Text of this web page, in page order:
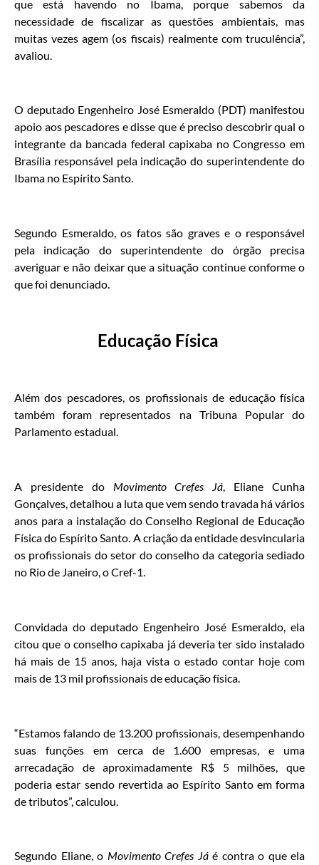
que está havendo no Ibama, porque sabemos da
necessidade de fiscalizar as questões ambientais, mas
muitas vezes agem (os fiscais) realmente com truculência”,
avaliou.
O deputado Engenheiro José Esmeraldo (PDT) manifestou
apoio aos pescadores e disse que é preciso descobrir qual o
integrante da bancada federal capixaba no Congresso em
Brasília responsável pela indicação do superintendente do
Ibama no Espírito Santo.
Segundo Esmeraldo, os fatos são graves e o responsável
pela indicação do superintendente do órgão precisa
averiguar e não deixar que a situação continue conforme o
que foi denunciado.
Educação Física
Além dos pescadores, os profissionais de educação física
também foram representados na Tribuna Popular do
Parlamento estadual.
A presidente do Movimento Crefes Já, Eliane Cunha
Gonçalves, detalhou a luta que vem sendo travada há vários
anos para a instalação do Conselho Regional de Educação
Física do Espírito Santo. A criação da entidade desvincularia
os profissionais do setor do conselho da categoria sediado
no Rio de Janeiro, o Cref-1.
Convidada do deputado Engenheiro José Esmeraldo, ela
citou que o conselho capixaba já deveria ter sido instalado
há mais de 15 anos, haja vista o estado contar hoje com
mais de 13 mil profissionais de educação física.
“Estamos falando de 13.200 profissionais, desempenhando
suas funções em cerca de 1.600 empresas, e uma
arrecadação de aproximadamente R$ 5 milhões, que
poderia estar sendo revertida ao Espírito Santo em forma
de tributos”, calculou.
Segundo Eliane, o Movimento Crefes Jáé contra o que ela